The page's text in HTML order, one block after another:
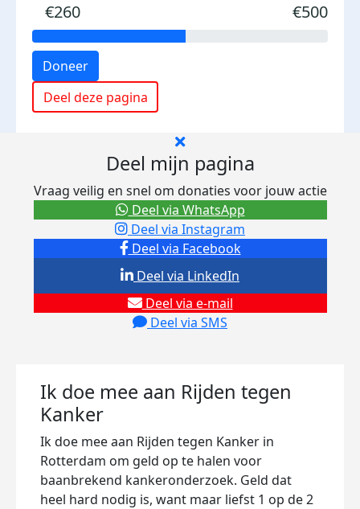
€260 €500
Doneer
Deel deze pagina
Deel mijn pagina
Vraag veilig en snel om donaties voor jouw actie
Deel via Facebook
Deel via Instagram
Deel via e-mail
Deel via SMS
Deel via LinkedIn
Deel via WhatsApp
Ik doe mee aan Rijden tegen
Kanker
Ik doe mee aan Rijden tegen Kanker in
Rotterdam om geld op te halen voor
baanbrekend kankeronderzoek. Geld dat
heel hard nodig is, want maar liefst 1 op de 2